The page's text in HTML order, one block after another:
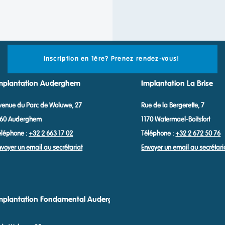
Auderghem
Fondamental Auderghem
du Parc de Woluwe, 27
Auderghem
:+32 2 663 17 02
un email au secrétariat
Implantation La Brise
Rue de la Bergerette, 7
1170 Watermael-Boitsfort
Téléphone :+32 2 672 50 76
Envoyer un email au
Inscription en 1ère? Prenez rendez-vous!